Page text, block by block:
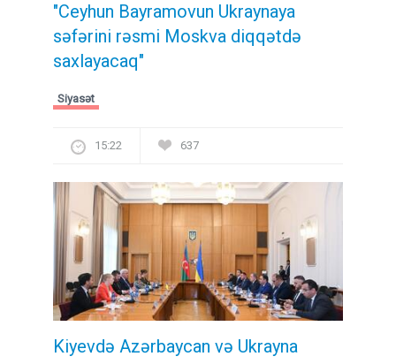
"Ceyhun Bayramovun Ukraynaya
səfərini rəsmi Moskva diqqətdə
saxlayacaq"
Siyasət
15:22 637
Kiyevdə Azərbaycan və Ukrayna